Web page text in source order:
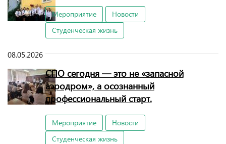
Мероприятие
Новости
Студенческая жизнь
08.05.2026
СПО сегодня — это не «запасной
аэродром», а осознанный
профессиональный старт.
Мероприятие
Новости
Студенческая жизнь